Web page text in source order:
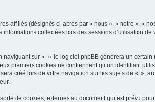
affiliés (désignés ci-après par « nous », « notre », «
collectées lors des sessions d’utilisation
sur « », le logiciel phpBB génèrera un
premiers cookies ne contiennent qu’un identifiant
créé lors de votre navigation sur les sujets de « »,
de cookies, externes au document qui est prévu